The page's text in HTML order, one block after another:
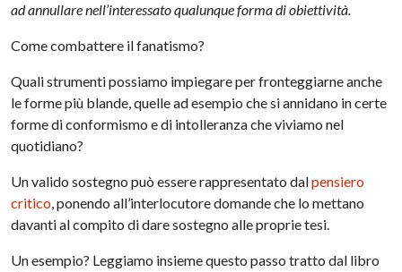
ad annullare nell’interessato qualunque forma di obiettività.
Come combattere il fanatismo?
Quali strumenti possiamo impiegare per fronteggiarne anche
le forme più blande, quelle ad esempio che si annidano in certe
forme di conformismo e di intolleranza che viviamo nel
quotidiano?
Un valido sostegno può essere rappresentato dalpensiero
critico, ponendo all’interlocutore domande che lo mettano
davanti al compito di dare sostegno alle proprie tesi.
Un esempio? Leggiamo insieme questo passo tratto dal libro